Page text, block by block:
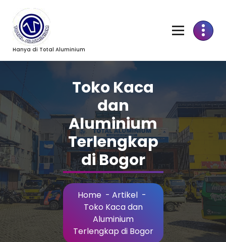
Content
Hanya di Total Aluminium
Toko Kaca
dan
Aluminium
Terlengkap
di Bogor
Home - Artikel -
Toko Kaca dan
Aluminium
Terlengkap di Bogor